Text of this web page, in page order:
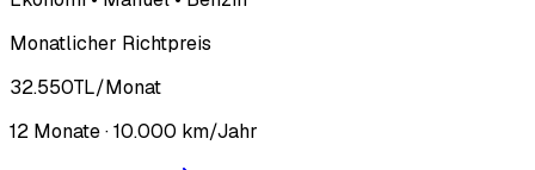
Monatlicher Richtpreis
32.550TL/Monat
12 Monate ·10.000 km/Jahr